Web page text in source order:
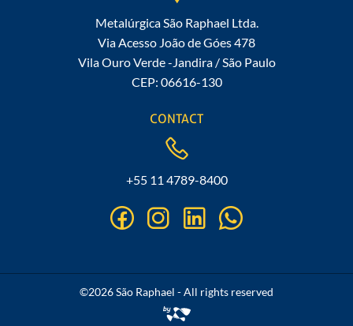
Metalúrgica São Raphael Ltda.
Via Acesso João de Góes 478
Vila Ouro Verde -Jandira / São Paulo
CEP: 06616-130
CONTACT
+55 11 4789-8400
facebookinstagramlinkedinwhatsapp
©2026 São Raphael - All rights reserved